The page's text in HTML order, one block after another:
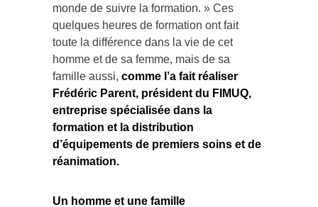
monde de suivre la formation. » Ces
quelques heures de formation ont fait
toute la différence dans la vie de cet
homme et de sa femme, mais de sa
famille aussi, comme l’a fait réaliser
Frédéric Parent, président du FIMUQ,
entreprise spécialisée dans la
formation et la distribution
d’équipements de premiers soins et de
réanimation.
Un homme et une famille